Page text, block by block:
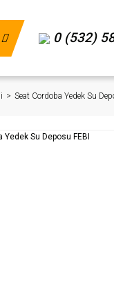
0 (532)
Seat Cordoba Yedek Su